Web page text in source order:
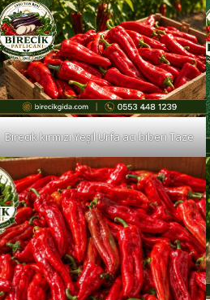
Birecik kırmızı Yeşil Urfa acı biberi Taze